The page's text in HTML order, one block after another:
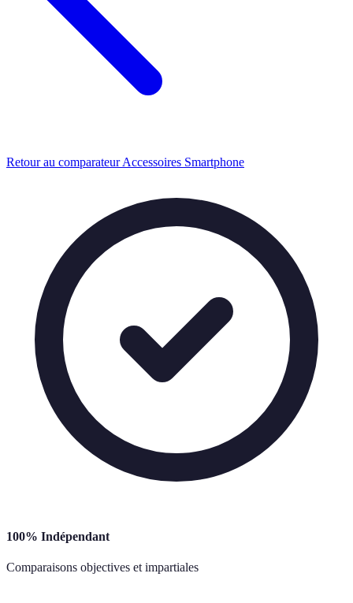
Retour au comparateur Accessoires Smartphone
100% Indépendant
Comparaisons objectives et impartiales